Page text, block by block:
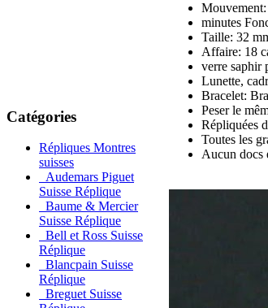
Catégories
Répliques Montres
suisses
Audemars Piguet
Suisse Réplique
Baume & Mercier
Suisse Réplique
Bell et Ross Suisse
Réplique
Blancpain Suisse
Réplique
Breguet Suisse
minutes
Taille: 32
Affaire: 18
verre saphir
Lunette,
Bracelet:
Peser le
Répliquées
Toutes les
Aucun docs